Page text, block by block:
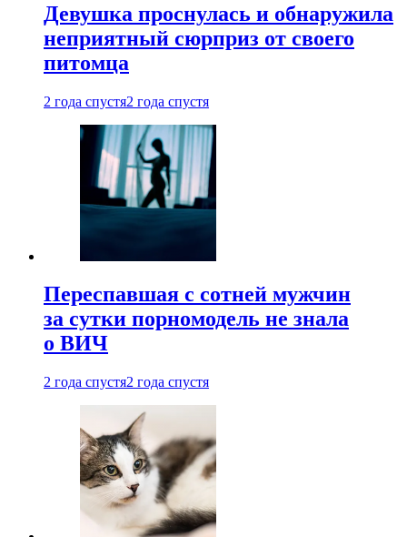
Девушка проснулась и обнаружила
неприятный сюрприз от своего
питомца
2 года спустя2 года спустя
Переспавшая с сотней мужчин
за сутки порномодель не знала
о ВИЧ
2 года спустя2 года спустя